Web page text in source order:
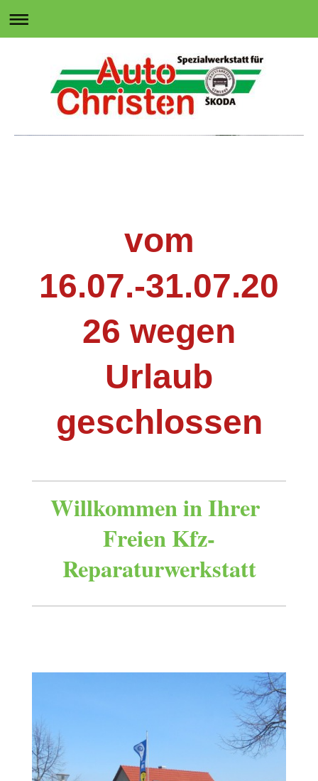
vom
16.07.-31.07.20
26 wegen
Urlaub
geschlossen
Willkommen in Ihrer
Freien Kfz-
Reparaturwerkstatt